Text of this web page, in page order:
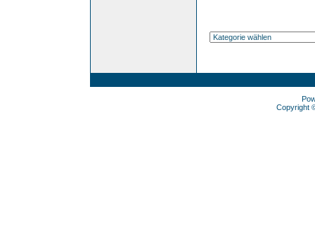
Copyright